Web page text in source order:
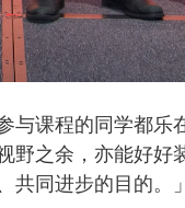
课程的同学都
之余，亦能好
同进步的目的。」